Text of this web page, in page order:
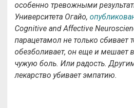
особенно тревожными
Университета Огайо,
Cognitive and Affective
парацетамол не только сбивает
обезболивает, он еще и мешает
чужую боль. Или радость.
лекарство убивает эмпатию.